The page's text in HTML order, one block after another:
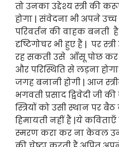
तो उनका उद्देश्य स्त्री की
होगा | संवेदना भी अपने
परिवर्तन की वाहक बनती
दृष्टिगोचर भी हुए हैं | पर
रह सकती उसे आँसू पोछ कर
और परिस्थिति से लड़ना
जगह बनानी होगी | आज
भगवती प्रसाद द्विवेदी जी
स्त्रियों को उसी स्थान पर
हिमायती नहीं हैं |ये
स्मरण करा कर ना केवल